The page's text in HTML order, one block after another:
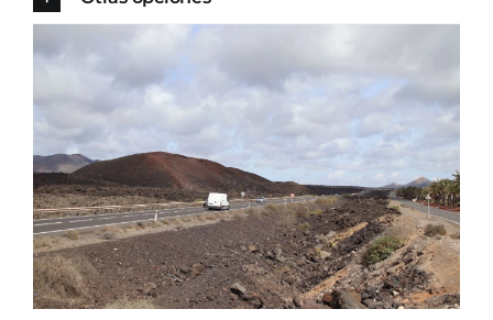
CONTACTO